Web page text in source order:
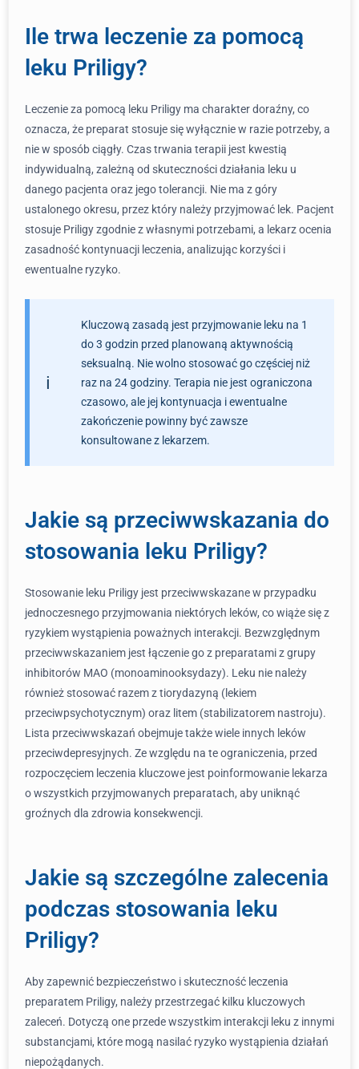
Ile trwa leczenie za pomocą
leku Priligy?
Leczenie za pomocą leku Priligy ma charakter doraźny, co
oznacza, że preparat stosuje się wyłącznie w razie potrzeby, a
nie w sposób ciągły. Czas trwania terapii jest kwestią
indywidualną, zależną od skuteczności działania leku u
danego pacjenta oraz jego tolerancji. Nie ma z góry
ustalonego okresu, przez który należy przyjmować lek. Pacjent
stosuje Priligy zgodnie z własnymi potrzebami, a lekarz ocenia
zasadność kontynuacji leczenia, analizując korzyści i
ewentualne ryzyko.
Kluczową zasadą jest przyjmowanie leku na 1
do 3 godzin przed planowaną aktywnością
seksualną. Nie wolno stosować go częściej niż
raz na 24 godziny. Terapia nie jest ograniczona
czasowo, ale jej kontynuacja i ewentualne
zakończenie powinny być zawsze
konsultowane z lekarzem.
Jakie są przeciwwskazania do
stosowania leku Priligy?
Stosowanie leku Priligy jest przeciwwskazane w przypadku
jednoczesnego przyjmowania niektórych leków, co wiąże się z
ryzykiem wystąpienia poważnych interakcji. Bezwzględnym
przeciwwskazaniem jest łączenie go z preparatami z grupy
inhibitorów MAO (monoaminooksydazy). Leku nie należy
również stosować razem z tiorydazyną (lekiem
przeciwpsychotycznym) oraz litem (stabilizatorem nastroju).
Lista przeciwwskazań obejmuje także wiele innych leków
przeciwdepresyjnych. Ze względu na te ograniczenia, przed
rozpoczęciem leczenia kluczowe jest poinformowanie lekarza
o wszystkich przyjmowanych preparatach, aby uniknąć
groźnych dla zdrowia konsekwencji.
Jakie są szczególne zalecenia
podczas stosowania leku
Priligy?
Aby zapewnić bezpieczeństwo i skuteczność leczenia
preparatem Priligy, należy przestrzegać kilku kluczowych
zaleceń. Dotyczą one przede wszystkim interakcji leku z innymi
substancjami, które mogą nasilać ryzyko wystąpienia działań
niepożądanych.